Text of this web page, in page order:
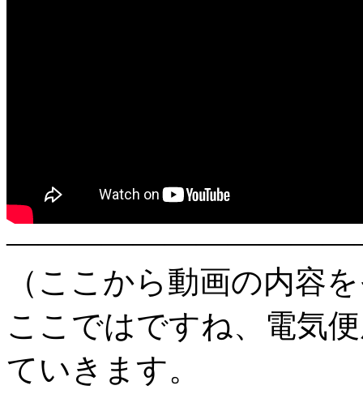
（ここから動画の内容
ここではですね、電気
ていきます。